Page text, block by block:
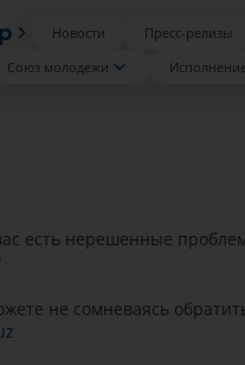
Новости Пресс-релизы
Союз молодежи
есть нерешенные
не сомневаясь